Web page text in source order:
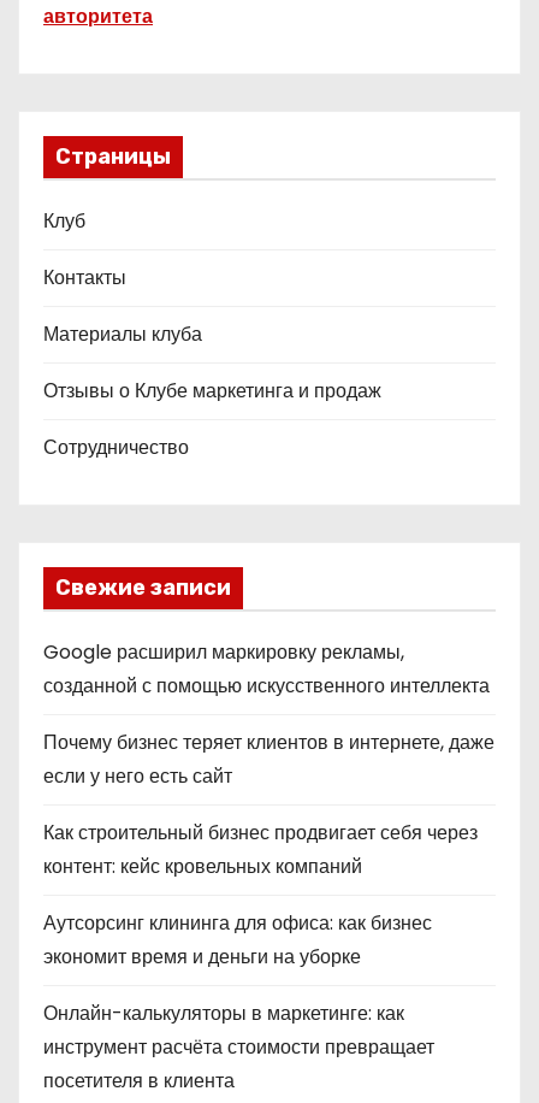
авторитета
Страницы
Клуб
Контакты
Материалы клуба
Отзывы о Клубе маркетинга и продаж
Сотрудничество
Свежие записи
Google расширил маркировку рекламы,
созданной с помощью искусственного интеллекта
Почему бизнес теряет клиентов в интернете, даже
если у него есть сайт
Как строительный бизнес продвигает себя через
контент: кейс кровельных компаний
Аутсорсинг клининга для офиса: как бизнес
экономит время и деньги на уборке
Онлайн-калькуляторы в маркетинге: как
инструмент расчёта стоимости превращает
посетителя в клиента